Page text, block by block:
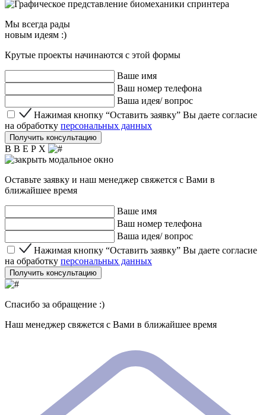
Мы всегда рады
новым идеям :)
Крутые проекты начинаются с этой формы
Ваше имя
Ваш номер телефона
Ваша идея/ вопрос
Нажимая кнопку “Оставить заявку” Вы даете согласие
Нажимая кнопку “Оставить заявку” Вы даете согласие
на обработку персональных данных
Получить консультацию
В В Е Р Х
Оставьте заявку и наш менеджер свяжется с Вами в
ближайшее время
Ваше имя
Ваш номер телефона
Ваша идея/ вопрос
Нажимая кнопку “Оставить заявку” Вы даете согласие
Нажимая кнопку “Оставить заявку” Вы даете согласие
на обработку персональных данных
Получить консультацию
Спасибо за обращение :)
Наш менеджер свяжется с Вами в ближайшее время